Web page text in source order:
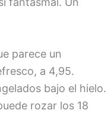
parece un
a 4,95.
bajo el hielo.
rozar los 18